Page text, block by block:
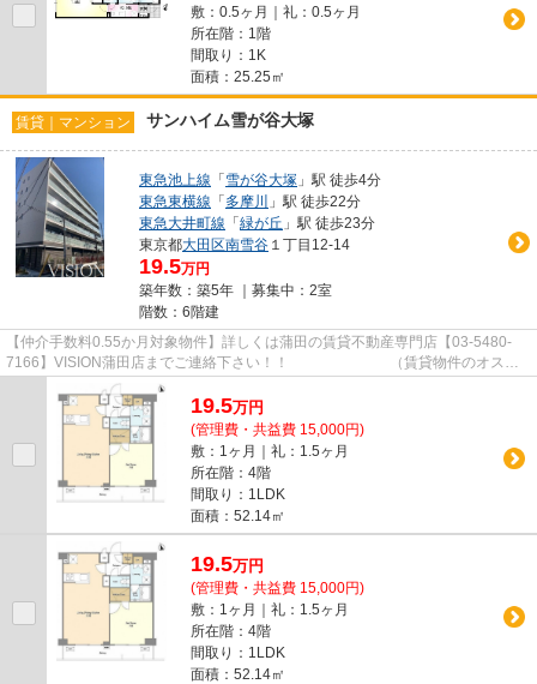
敷：0.5ヶ月｜礼：0.5ヶ月
所在階：1階
間取り：1K
面積：25.25㎡
賃貸｜マンション サンハイム雪が谷大塚
東急池上線 「雪が谷大塚 」駅 徒歩4分
東急東横線 「多摩川
」駅 徒歩22分
東急大井町線 「緑が丘 」駅 徒歩23分
東京都大田区南雪谷 １丁目12-14
19.5万円
築年数：築5年 ｜募集中： 2室
階数：6階建
【仲介手数料0.55か月対象物件】詳しくは蒲田の賃貸不動産専門店【03-5480-
7166】VISION蒲田店までご連絡下さい！！ （賃貸物件のオスス
メポイント）南面バルコニー 洗面...
19.5万円
(管理費・共益費 15,000円)
敷：1ヶ月｜礼：1.5ヶ月
所在階：4階
間取り：1LDK
面積：52.14㎡
19.5万円
(管理費・共益費 15,000円)
敷：1ヶ月｜礼：1.5ヶ月
所在階：4階
間取り：1LDK
面積：52.14㎡